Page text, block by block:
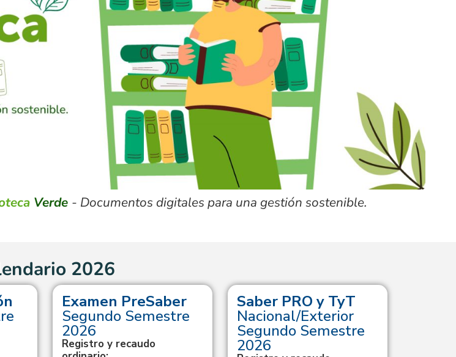
Verde - Documentos digitales para una gestión sostenible.
2026
Examen PreSaber
Segundo Semestre
2026
Registro y recaudo
Saber PRO y TyT
Nacional/Exterior
Segundo Semestre
2026